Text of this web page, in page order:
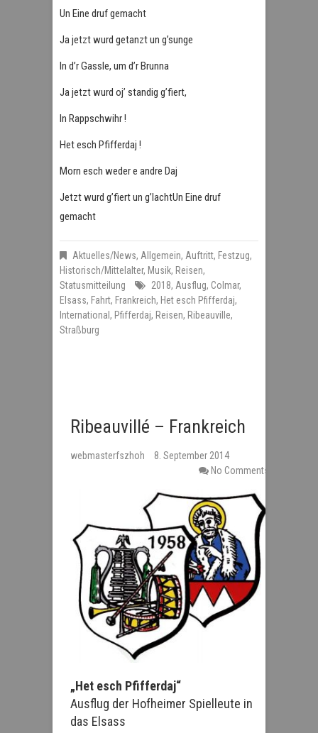
Un Eine druf gemacht
Ja jetzt wurd getanzt un g’sunge
In d’r Gassle, um d’r Brunna
Ja jetzt wurd oj’ standig g’fiert,
In Rappschwihr !
Het esch Pfifferdaj !
Morn esch weder e andre Daj
Jetzt wurd g’fiert un g’lachtUn Eine druf
gemacht
Aktuelles/News, Allgemein, Auftritt, Festzug,
Historisch/Mittelalter, Musik, Reisen,
Statusmitteilung
2018, Ausflug, Colmar,
Elsass, Fahrt, Frankreich, Het esch Pfifferdaj,
International , Pfifferdaj, Reisen, Ribeauville,
Straßburg
Ribeauvillé – Frankreich
webmasterfszhoh
8. September 2014
No Comments
„Het esch Pfifferdaj“
Ausflug der Hofheimer Spielleute in
das Elsass